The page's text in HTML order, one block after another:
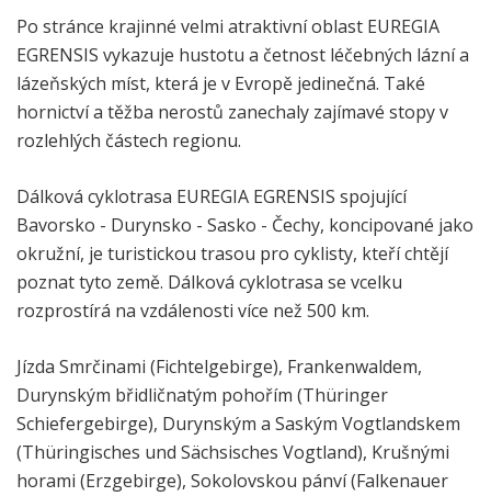
Po stránce krajinné velmi atraktivní oblast EUREGIA
EGRENSIS vykazuje hustotu a četnost léčebných lázní a
lázeňských míst, která je v Evropě jedinečná. Také
hornictví a těžba nerostů zanechaly zajímavé stopy v
rozlehlých částech regionu.
Dálková cyklotrasa EUREGIA EGRENSIS spojující
Bavorsko - Durynsko - Sasko - Čechy, koncipované jako
okružní, je turistickou trasou pro cyklisty, kteří chtějí
poznat tyto země. Dálková cyklotrasa se vcelku
rozprostírá na vzdálenosti více než 500 km.
Jízda Smrčinami (Fichtelgebirge), Frankenwaldem,
Durynským břidličnatým pohořím (Thüringer
Schiefergebirge), Durynským a Saským Vogtlandskem
(Thüringisches und Sächsisches Vogtland), Krušnými
horami (Erzgebirge), Sokolovskou pánví (Falkenauer